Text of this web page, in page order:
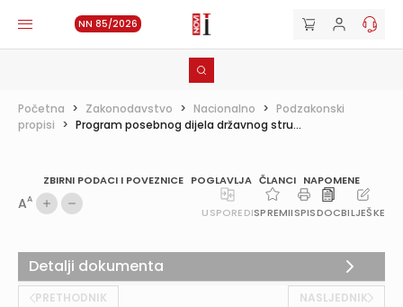
NN 85/2026
Početna > Zakonodavstvo > Nacionalno > Podzakonski
propisi > Program posebnog dijela državnog stru...
ZBIRNI PODACI I POVEZNICE POGLAVLJA ČLANCI NAPOMENE
AA
USPOREDISPREMIISPISDOCBILJEŠKE
PRETHODNIK NASLJEDNIK
Detalji dokumenta